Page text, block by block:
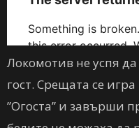
Локомотив не успя
гост. Срещата се
”Огоста” и завърши